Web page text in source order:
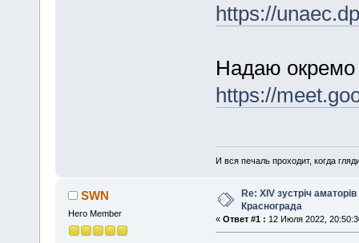
https://
Надаю окремо
https://
И вся печаль проходит, когда
SWN
Hero Member
Re: XIV зустріч
Краснограда
« Ответ #1 : 12 Июля 2022,